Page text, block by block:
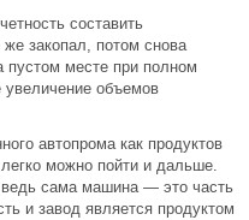
составить
закопал, потом снова
пустом месте при полном
увеличение объемов
автопрома как продуктов
можно пойти и дальше.
сама машина — это часть
и завод является продуктом